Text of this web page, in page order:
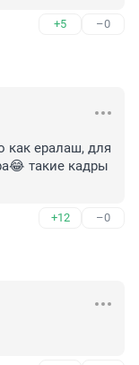
+5 –0
как ералаш, для
такие кадры
+12 –0